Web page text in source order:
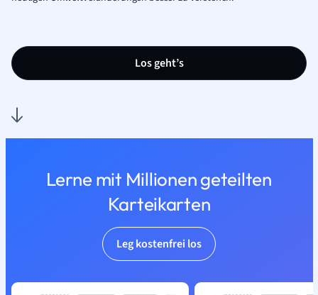
Los geht’s
Lerne mit Millionen geteilten
Karteikarten
Leg kostenfrei los